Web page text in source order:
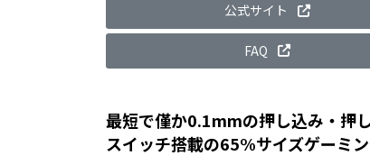
公式サイト
FAQ
最短で僅か0.1mmの押し込み・押
スイッチ搭載の65%サイズゲーミン